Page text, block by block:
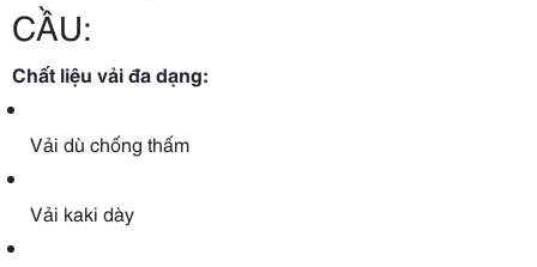
CẦU:
Chất liệu vải đa dạng:
Vải dù chống thấm
Vải kaki dày